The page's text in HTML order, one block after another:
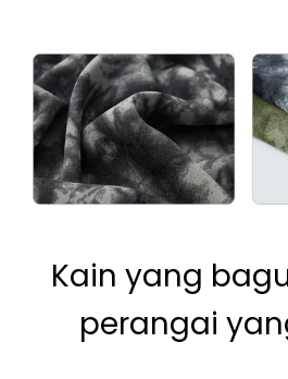
Kain yang
perangai